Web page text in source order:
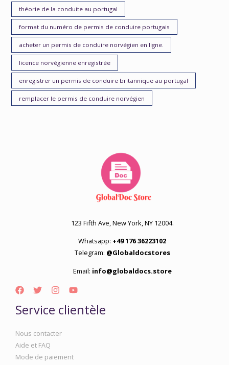
théorie de la conduite au portugal
format du numéro de permis de conduire portugais
acheter un permis de conduire norvégien en ligne.
licence norvégienne enregistrée
enregistrer un permis de conduire britannique au portugal
remplacer le permis de conduire norvégien
123 Fifth Ave, New York, NY 12004.
Whatsapp: +49 176 36223102
Telegram: @Globaldocstores
Email: info@globaldocs.store
Service clientèle
Nous contacter
Aide et FAQ
Mode de paiement